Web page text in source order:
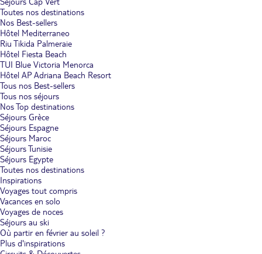
Toutes nos destinations
Nos Best-sellers
Hôtel Mediterraneo
Riu Tikida Palmeraie
Hôtel Fiesta Beach
TUI Blue Victoria Menorca
Hôtel AP Adriana Beach Resort
Tous nos Best-sellers
Tous nos séjours
Nos Top destinations
Séjours Grèce
Séjours Espagne
Séjours Maroc
Séjours Tunisie
Séjours Egypte
Toutes nos destinations
Inspirations
Voyages tout compris
Vacances en solo
Voyages de noces
Séjours au ski
Où partir en février au soleil ?
Plus d'inspirations